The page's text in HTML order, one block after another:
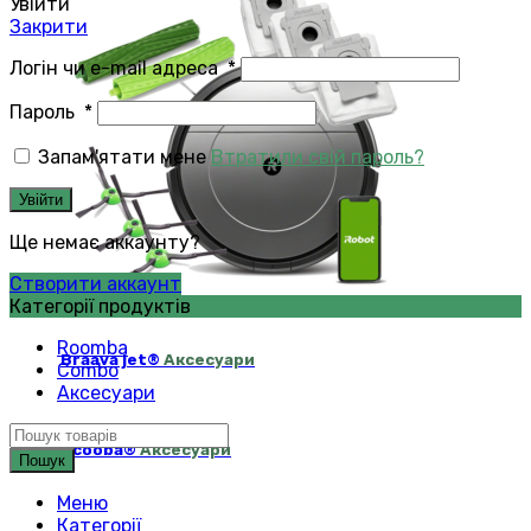
Braava jet® Аксесуари
Scooba®Аксесуари
Закрити
Логін чи e-mail адреса*
Пароль *
Запам'ятати мене Втратили свій пароль?
Увійти
Ще немає аккаунту?
Створити аккаунт
Категорії продуктів
Roomba
Combo
Аксесуари
Пошук
Меню
Категорії